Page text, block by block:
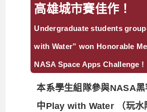
高雄城市賽佳作！
Undergraduate students
with Water” won Honorable
NASA Space Apps Challenge !
本系學生組隊參與NASA
中Play with Water （玩水